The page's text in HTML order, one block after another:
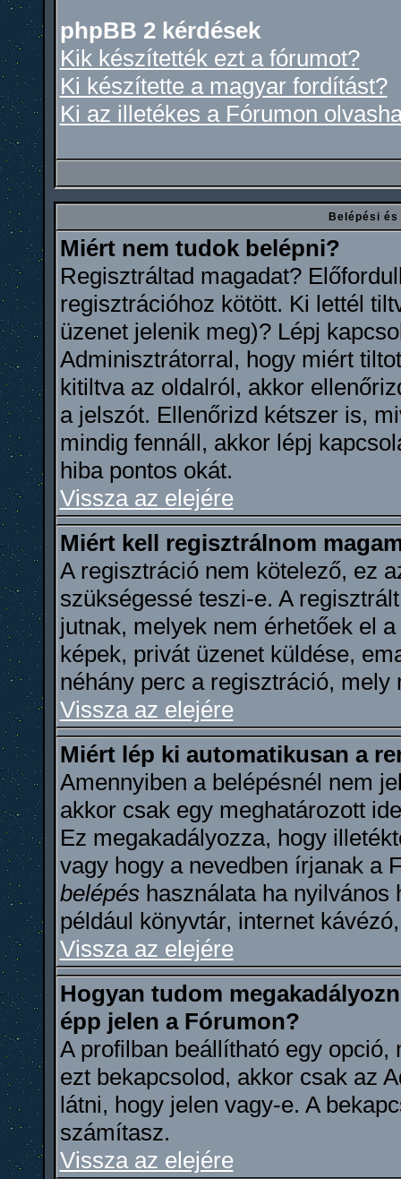
phpBB 2 kérdések
Kik készítették ezt a fórumot?
Ki készítette a magyar fordítást?
Ki az illetékes a Fórumon
Belépési
Miért nem tudok belépni?
Regisztráltad magadat?
regisztrációhoz kötött. Ki lettél
üzenet jelenik meg)? Lépj
Adminisztrátorral, hogy miért
kitiltva az oldalról, akkor
a jelszót. Ellenőrizd kétszer is,
mindig fennáll, akkor lépj
hiba pontos okát.
Vissza az elejére
Miért kell regisztrálnom
A regisztráció nem kötelező, ez
szükségessé teszi-e. A
jutnak, melyek nem érhetőek el
képek, privát üzenet küldése,
néhány perc a regisztráció,
Vissza az elejére
Miért lép ki automatikusan a
Amennyiben a belépésnél nem
akkor csak egy meghatározott
Ez megakadályozza, hogy
vagy hogy a nevedben írjanak a
belépéshasználata ha nyilvános
például könyvtár, internet
Vissza az elejére
Hogyan tudom
épp jelen a Fórumon?
A profilban beállítható egy
ezt bekapcsolod, akkor csak az
látni, hogy jelen vagy-e. A
számítasz.
Vissza az elejére